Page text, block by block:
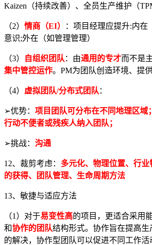
Kaizen（持续改善）、全员生产维护（
（2） 情商（EI）
：项目经理应提升:内在
意识;外在（如管理管理）
（3） 自组织团队 ：由通用的专才而不是
集中管控运作。PM为团队创造环境、提
（4） 虚拟团队/分布式团队 ：
➢优势： 项目团队可分布在不同地理区域
行动不便者或残疾人纳入团队；
➢挑战： 沟通
12、裁剪考虑： 多元化、物理位置、行
的获得、团队管理、生命周期方法
13、敏捷与适应方法
（1）对于易变性高的项目，更适合采用
和协作的团队结构形式。协作旨在提高
的解决，协作型团队可以促进不同工作活